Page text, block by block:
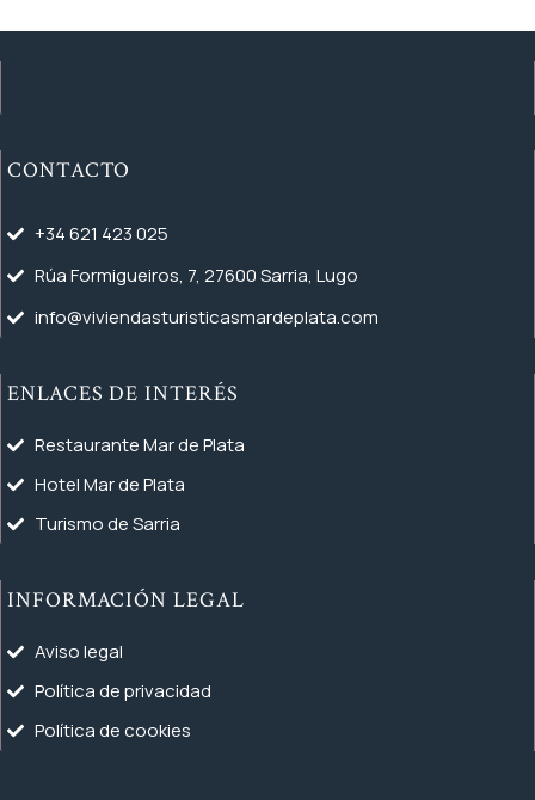
CONTACTO
+34 621 423 025
Rúa Formigueiros, 7, 27600 Sarria, Lugo
info@viviendasturisticasmardeplata.com
ENLACES DE INTERÉS
Restaurante Mar de Plata
Hotel Mar de Plata
Turismo de Sarria
INFORMACIÓN LEGAL
Aviso legal
Política de privacidad
Política de cookies